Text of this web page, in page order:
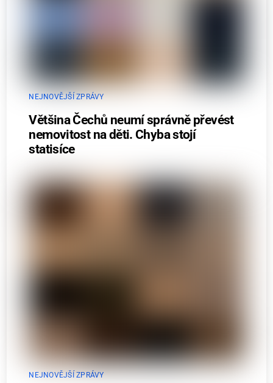
NEJNOVĚJŠÍ ZPRÁVY
Většina Čechů neumí správně převést
nemovitost na děti. Chyba stojí
statisíce
NEJNOVĚJŠÍ ZPRÁVY